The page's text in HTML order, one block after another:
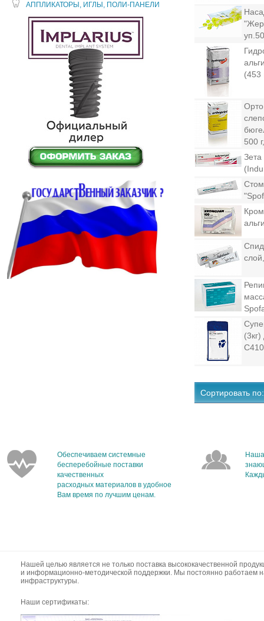
АППЛИКАТОРЫ, ИГЛЫ, ПОЛИ-ПАНЕЛИ
(453
500
Зета
Сортировать по:
Обеспечиваем системные
бесперебойные поставки
качественных
расходных материалов в удобное
Вам время по лучшим ценам.
Нашей целью является не только поставка высококачественной
и информационно-методической поддержки. Мы постоянно работаем
инфраструктуры.
Наши сертификаты: